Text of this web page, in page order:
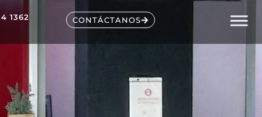
1362 CONTÁCTANOS